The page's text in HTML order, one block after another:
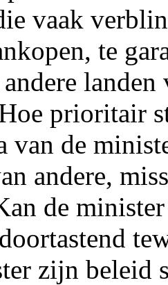
vaak
te
landen
prioritair
van de
andere,
de
zijn beleid